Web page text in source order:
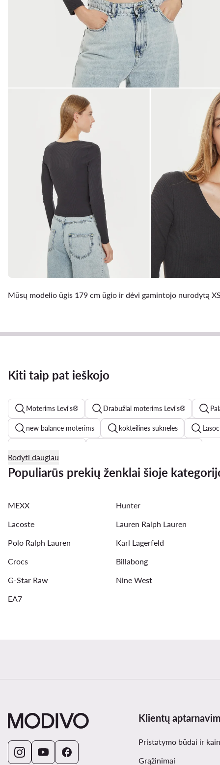
Mūsų modelio ūgis 179 cm ūgio ir dėvi gamintojo nurodytą
Kiti taip pat ieškojo
Moterims Levi's® Drabužiai moterims Levi's®
new balance moterims kokteilines sukneles
vakarines sukneles odinės striukės moterims
braletes maudymosi kostiumeliai
Rodyti daugiau
Populiarūs prekių ženklai šioje
MEXX
Hunter
Lacoste
Lauren Ralph Lauren
Polo Ralph Lauren
Karl Lagerfeld
Crocs
Billabong
G-Star Raw
Nine West
EA7
Klientų
Pristatymo būdai ir
Grąžinimai